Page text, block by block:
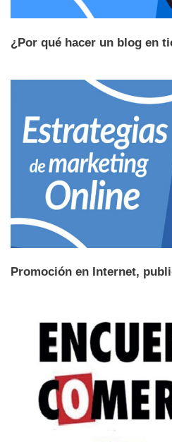
¿Por qué hacer un blog en
Promoción en Internet,